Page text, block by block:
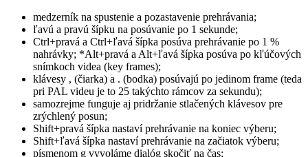
medzerník na spustenie a pozastavenie prehrávania;
ľavú a pravú šípku na posúvanie po 1 sekunde;
Ctrl+pravá a Ctrl+ľavá šípka posúva prehrávanie po 1 %
nahrávky; *Alt+pravá a Alt+ľavá šípka posúva po kľúčových
snímkoch videa (key frames);
klávesy , (čiarka) a . (bodka) posúvajú po jedinom frame (teda
pri PAL videu je to 25 takýchto rámcov za sekundu);
samozrejme funguje aj pridržanie stlačených klávesov pre
zrýchlený posun;
Shift+pravá šípka nastaví prehrávanie na koniec výberu;
Shift+ľavá šípka nastaví prehrávanie na začiatok výberu;
písmenom g vyvoláme dialóg skočiť na čas;